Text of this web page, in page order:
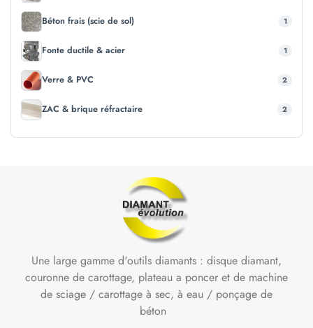
Béton frais (scie de sol) 1
Fonte ductile & acier 1
Verre & PVC 2
ZAC & brique réfractaire 2
Une large gamme d'outils diamants : disque diamant,
couronne de carottage, plateau a poncer et de machine
de sciage / carottage à sec, à eau / ponçage de
béton